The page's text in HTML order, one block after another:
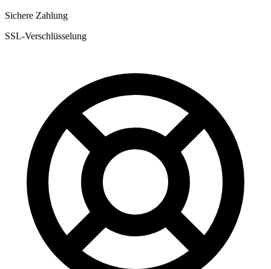
Sichere Zahlung
SSL-Verschlüsselung